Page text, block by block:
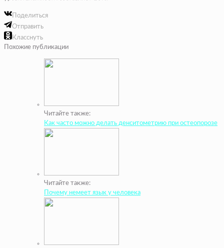
Поделиться
Отправить
Класснуть
Похожие публикации
Читайте также:
Как часто можно делать денситометрию при остеопорозе
Читайте также:
Почему немеет язык у человека